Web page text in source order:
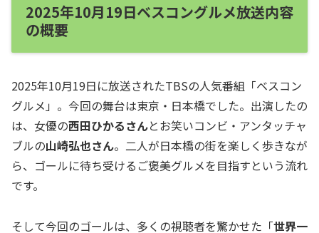
2025年10月19日ベスコングルメ放送内容
の概要
2025年10月19日に放送されたTBSの人気番組「ベスコン
グルメ」。今回の舞台は東京・日本橋でした。出演したの
は、女優の西田ひかるさんとお笑いコンビ・アンタッチャ
ブルの山崎弘也さん。二人が日本橋の街を楽しく歩きなが
ら、ゴールに待ち受けるご褒美グルメを目指すという流れ
です。
そして今回のゴールは、多くの視聴者を驚かせた「世界一